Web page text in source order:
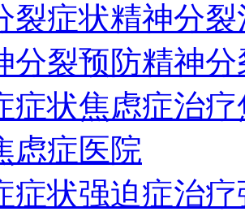
裂症状精神分裂
分裂预防精神
症状焦虑症治疗
虑症医院
症状强迫症治疗